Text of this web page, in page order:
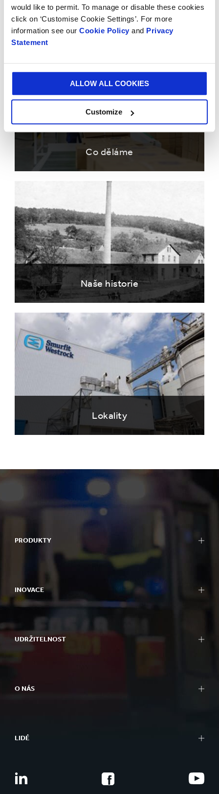
would like to permit. To manage or disable these cookies
click on ‘Customise Cookie Settings’. For more
information see our Cookie Policy and Privacy
Statement
ALLOW ALL COOKIES
Customize
Ve zkratce
Co děláme
Naše historie
Lokality
PRODUKTY
INOVACE
UDRŽITELNOST
O NÁS
LIDÉ